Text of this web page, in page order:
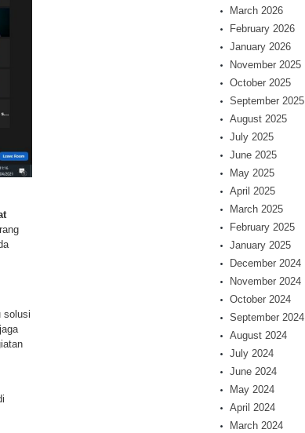
solusi
March 2026
February 2026
January 2026
November 2025
October 2025
September 2025
August 2025
July 2025
June 2025
May 2025
April 2025
March 2025
February 2025
January 2025
December 2024
November 2024
October 2024
September 2024
August 2024
July 2024
June 2024
May 2024
April 2024
March 2024